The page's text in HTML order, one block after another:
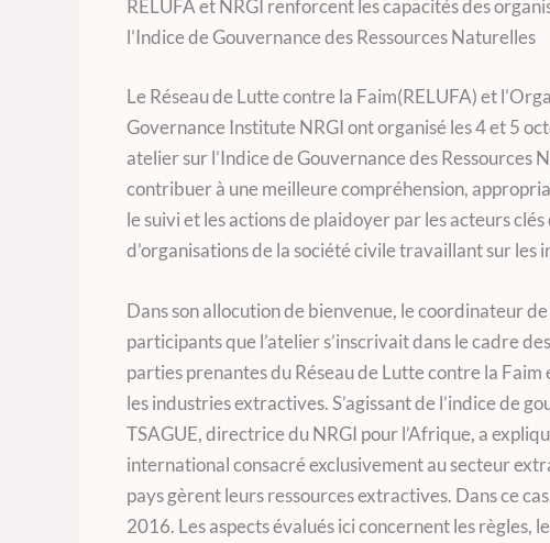
RELUFA et NRGI renforcent les capacités des
l’Indice de Gouvernance des Ressources Naturelles
Le Réseau de Lutte contre la Faim(RELUFA) et
Governance Institute NRGI ont organisé les 4 et 5
atelier sur l’Indice de Gouvernance des
contribuer à une meilleure compréhension,
le suivi et les actions de plaidoyer par les acteurs
d’organisations de la société civile travaillant sur
Dans son allocution de bienvenue, le coordinateur
participants que l’atelier s’inscrivait dans le cadre
parties prenantes du Réseau de Lutte contre la
les industries extractives. S’agissant de l’indice de
TSAGUE, directrice du NRGI pour l’Afrique, a
international consacré exclusivement au secteur
pays gèrent leurs ressources extractives. Dans ce
2016. Les aspects évalués ici concernent les règles,